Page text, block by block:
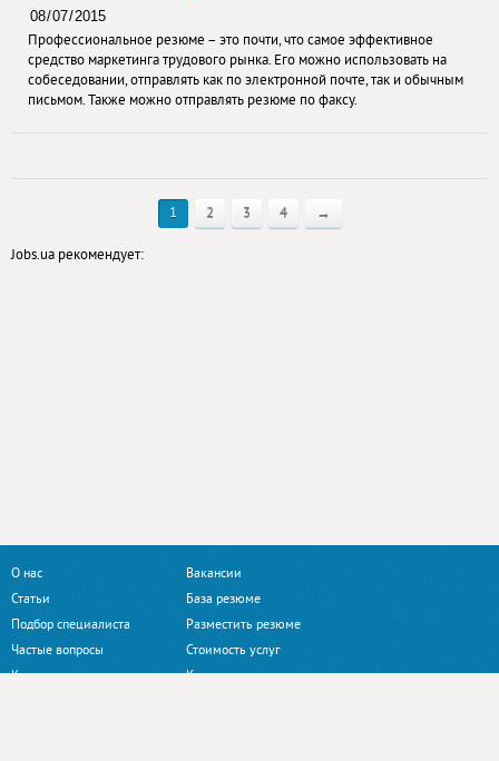
Профессиональное резюме – это почти, что самое эффективное
средство маркетинга трудового рынка. Его можно использовать на
собеседовании, отправлять как по электронной почте, так и обычным
письмом. Также можно отправлять резюме по факсу.
1 2 3 4 →
Jobs.ua рекомендует:
О нас
Статьи
Подбор специалиста
Частые вопросы
Контакты
Вакансии
База резюме
Разместить резюме
Стоимость услуг
Клиентам